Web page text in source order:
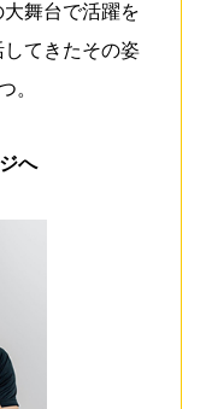
舞台で活躍を
てきたその姿
。
へ